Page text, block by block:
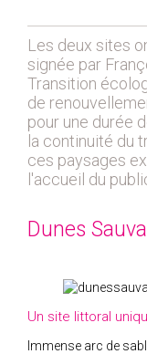
2017
2016
2015
2014
2013
2010
2008
2007
Les deux sites
signée par
Transition
de
pour une durée
la continuité du
ces paysages
l'accueil du
Dunes
Un site littoral
Immense arc de